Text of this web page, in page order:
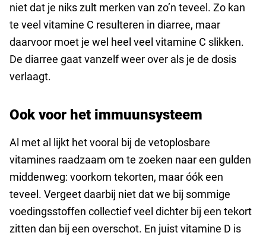
niet dat je niks zult merken van zo’n teveel. Zo kan
te veel vitamine C resulteren in diarree, maar
daarvoor moet je wel heel veel vitamine C slikken.
De diarree gaat vanzelf weer over als je de dosis
verlaagt.
Ook voor het immuunsysteem
Al met al lijkt het vooral bij de vetoplosbare
vitamines raadzaam om te zoeken naar een gulden
middenweg: voorkom tekorten, maar óók een
teveel. Vergeet daarbij niet dat we bij sommige
voedingsstoffen collectief veel dichter bij een tekort
zitten dan bij een overschot. En juist vitamine D is